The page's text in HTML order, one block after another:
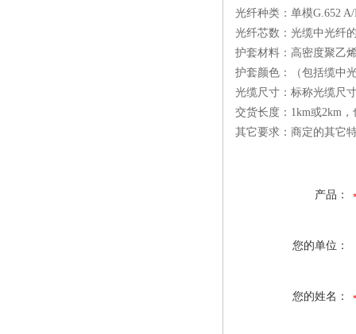
光纤种类：单模G.652
光纤芯数：光缆中光纤
护套材料：高密度聚乙
护套颜色：（包括缆中
光缆尺寸：标称光缆尺
交货长度：1km或2km
其它要求：商定的其它
产品：
您的单位：
您的姓名：